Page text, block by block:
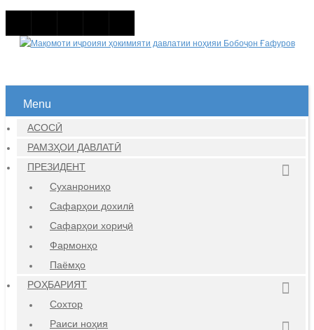
Menu
АСОСӢ
РАМЗҲОИ ДАВЛАТӢ
ПРЕЗИДЕНТ
Суханрониҳо
Сафарҳои дохилӣ
Сафарҳои хориҷӣ
Фармонҳо
Паёмҳо
РОҲБАРИЯТ
Сохтор
Раиси ноҳия